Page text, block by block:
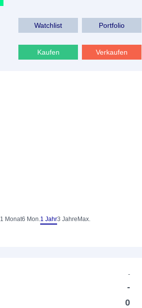
Watchlist Portfolio
Kaufen Verkaufen
1 Monat6 Mon.1 Jahr3 Jahre Max.
-
-
0